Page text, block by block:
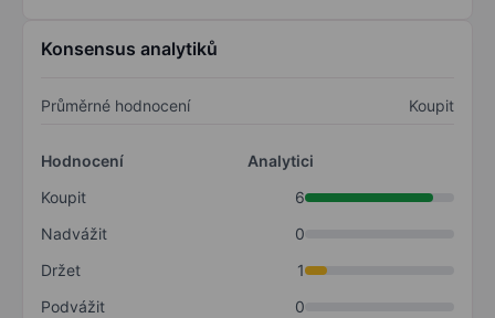
Konsensus analytiků
Průměrné hodnocení Koupit
Hodnocení
Analytici
Koupit
6
Nadvážit
0
Držet
1
Podvážit
0